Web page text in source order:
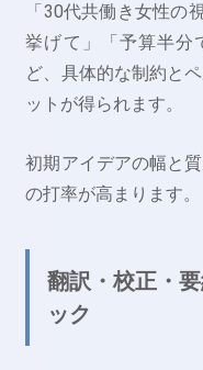
「30代共働き女性の
挙げて」「予算半分
ど、具体的な制約と
ットが得られます。
初期アイデアの幅と
の打率が高まります。
翻訳・校正・
ック